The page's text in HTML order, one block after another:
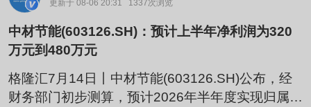
与政策推动的“物理绿电”“工业微电网”技术路径高度匹
配。 **市场反应如何？** 事件后（7月31日-8月6日）中
材节能股价上涨**2.901%**，但主力资金持续净流出，累
计约**-1324.9万元**，显示短期资金存在分歧。 **总结
**：政策面中长期利好明确，但短期资金面偏谨慎，建议
更新于 08-06 20:31 1337次浏览
中材节能(603126.SH)：预计上半年净利润为320
万元到480万元
格隆汇7月14日丨中材节能(603126.SH)公布，经
财务部门初步测算，预计2026年半年度实现归属于